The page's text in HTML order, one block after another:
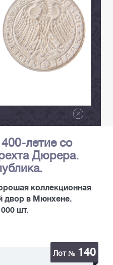
летие со
Дюрера.
коллекционная
двор в Мюнхене.
шт.
Лот № 140